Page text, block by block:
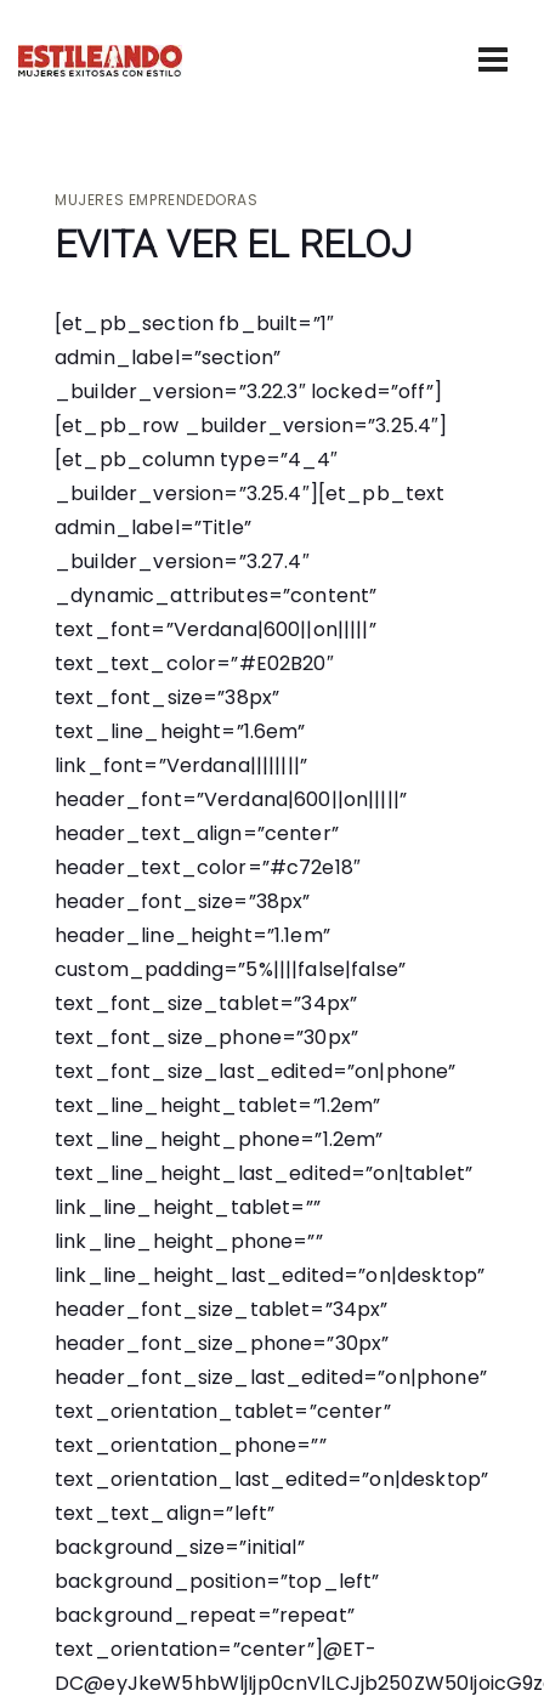
MUJERES EMPRENDEDORAS
EVITA VER EL RELOJ
[et_pb_section fb_built=”1″
admin_label=”section”
_builder_version=”3.22.3″ locked=”off”]
[et_pb_row _builder_version=”3.25.4″]
[et_pb_column type=”4_4″
_builder_version=”3.25.4″][et_pb_text
admin_label=”Title”
_builder_version=”3.27.4″
_dynamic_attributes=”content”
text_font=”Verdana|600||on|||||”
text_text_color=”#E02B20″
text_font_size=”38px”
text_line_height=”1.6em”
link_font=”Verdana||||||||”
header_font=”Verdana|600||on|||||”
header_text_align=”center”
header_text_color=”#c72e18″
header_font_size=”38px”
header_line_height=”1.1em”
custom_padding=”5%||||false|false”
text_font_size_tablet=”34px”
text_font_size_phone=”30px”
text_font_size_last_edited=”on|phone”
text_line_height_tablet=”1.2em”
text_line_height_phone=”1.2em”
text_line_height_last_edited=”on|tablet”
link_line_height_tablet=””
link_line_height_phone=””
link_line_height_last_edited=”on|desktop”
header_font_size_tablet=”34px”
header_font_size_phone=”30px”
header_font_size_last_edited=”on|phone”
text_orientation_tablet=”center”
text_orientation_phone=””
text_orientation_last_edited=”on|desktop”
text_text_align=”left”
background_size=”initial”
background_position=”top_left”
background_repeat=”repeat”
text_orientation=”center”]@ET-